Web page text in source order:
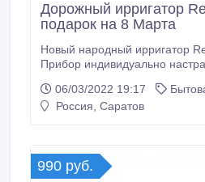
Дорожный ирригатор
подарок на 8 Марта
Новый народный ирригатор
Прибор индивидуально
соблюдать оптимальное время
2 насадки, кабель USB для зарядки батареи, а
revyline-rl-660.
06/03/2022 19:17
Россия, Саратов
990 руб.